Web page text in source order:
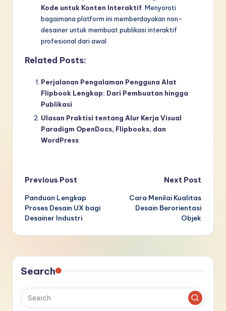
Kode untuk Konten Interaktif: Menyoroti
bagaimana platform ini memberdayakan non-
desainer untuk membuat publikasi interaktif
profesional dari awal.
Related Posts:
Perjalanan Pengalaman Pengguna Alat
Flipbook Lengkap: Dari Pembuatan hingga
Publikasi
Ulasan Praktisi tentang Alur Kerja Visual
Paradigm OpenDocs, Flipbooks, dan
WordPress
Post
navigation
Previous Post
Panduan Lengkap
Proses Desain UX bagi
Desainer Industri
Next Post
Cara Menilai Kualitas
Desain Berorientasi
Objek
Search